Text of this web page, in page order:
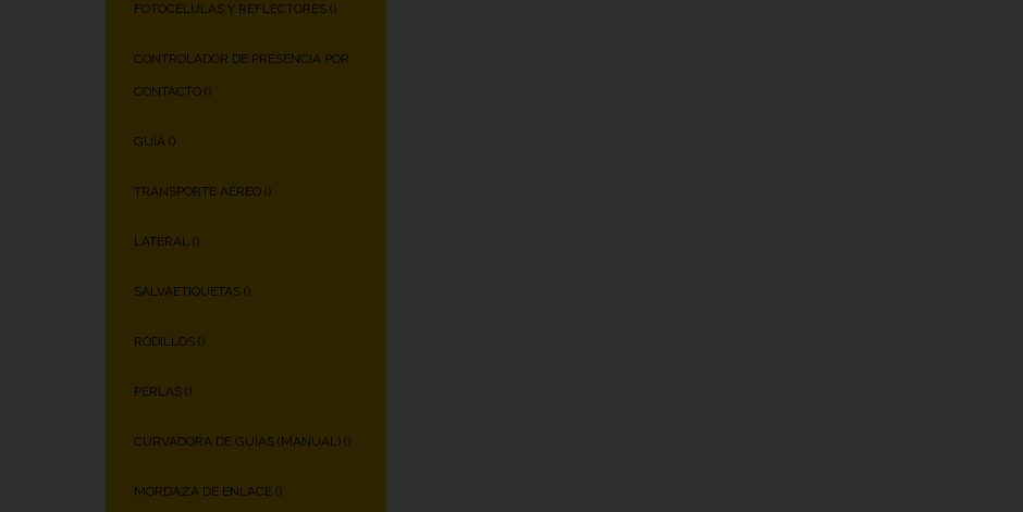
FOTOCÉLULAS Y REFLECTORES ()
CONTROLADOR DE PRESENCIA POR
CONTACTO ()
GUÍA ()
TRANSPORTE AÉREO ()
LATERAL ()
SALVAETIQUETAS ()
RODILLOS ()
PERLAS ()
CURVADORA DE GUÍAS (MANUAL) ()
MORDAZA DE ENLACE ()